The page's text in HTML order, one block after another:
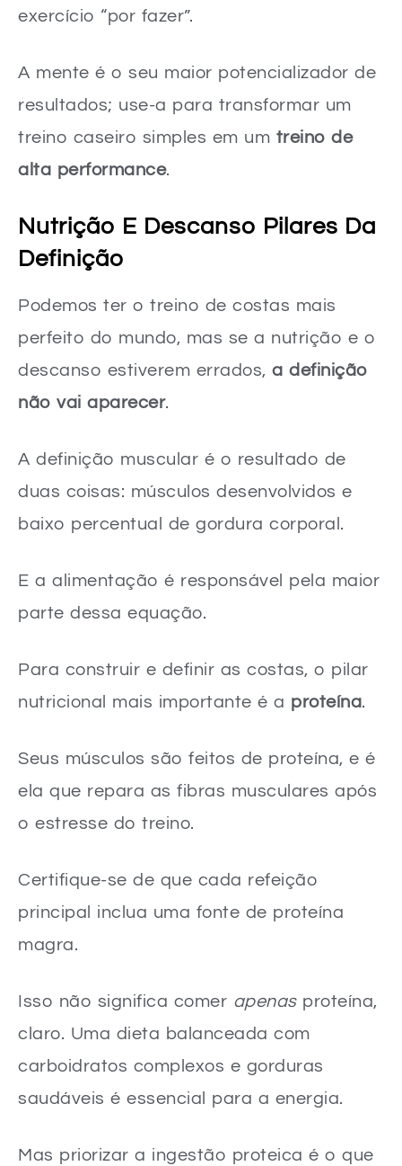
exercício “por fazer”.
A mente é o seu maior potencializador de
resultados; use-a para transformar um
treino caseiro simples em um treino de
alta performance.
Nutrição E Descanso Pilares Da
Definição
Podemos ter o treino de costas mais
perfeito do mundo, mas se a nutrição e o
descanso estiverem errados, a definição
não vai aparecer.
A definição muscular é o resultado de
duas coisas: músculos desenvolvidos e
baixo percentual de gordura corporal.
E a alimentação é responsável pela maior
parte dessa equação.
Para construir e definir as costas, o pilar
nutricional mais importante é a proteína.
Seus músculos são feitos de proteína, e é
ela que repara as fibras musculares após
o estresse do treino.
Certifique-se de que cada refeição
principal inclua uma fonte de proteína
magra.
Isso não significa comer apenasproteína,
claro. Uma dieta balanceada com
carboidratos complexos e gorduras
saudáveis é essencial para a energia.
Mas priorizar a ingestão proteica é o que